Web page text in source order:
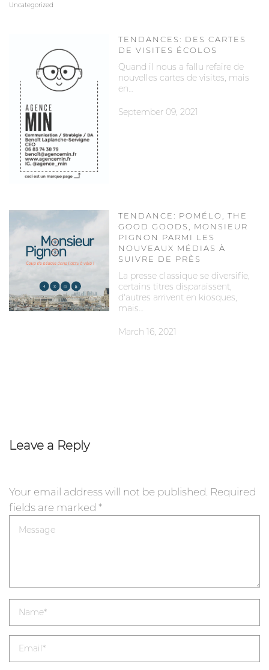
Uncategorized
TENDANCES: DES CARTES
DE VISITES ÉCOLOS
Quand il nous a fallu refaire de
nouvelles cartes de visites, mais
en…
September 09, 2021
TENDANCE: POMÉLO, THE
GOOD GOODS, MONSIEUR
PIGNON PARMI LES
NOUVEAUX MÉDIAS À
SUIVRE DE PRÈS
La presse classique se diversifie,
certains titres disparaissent,
d'autres arrivent en kiosques,
mais…
March 16, 2021
Leave a Reply
Your email address will not be published. Required
fields are marked *